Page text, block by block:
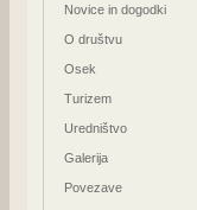
Novice in dogodki
O društvu
Osek
Turizem
Uredništvo
Galerija
Povezave